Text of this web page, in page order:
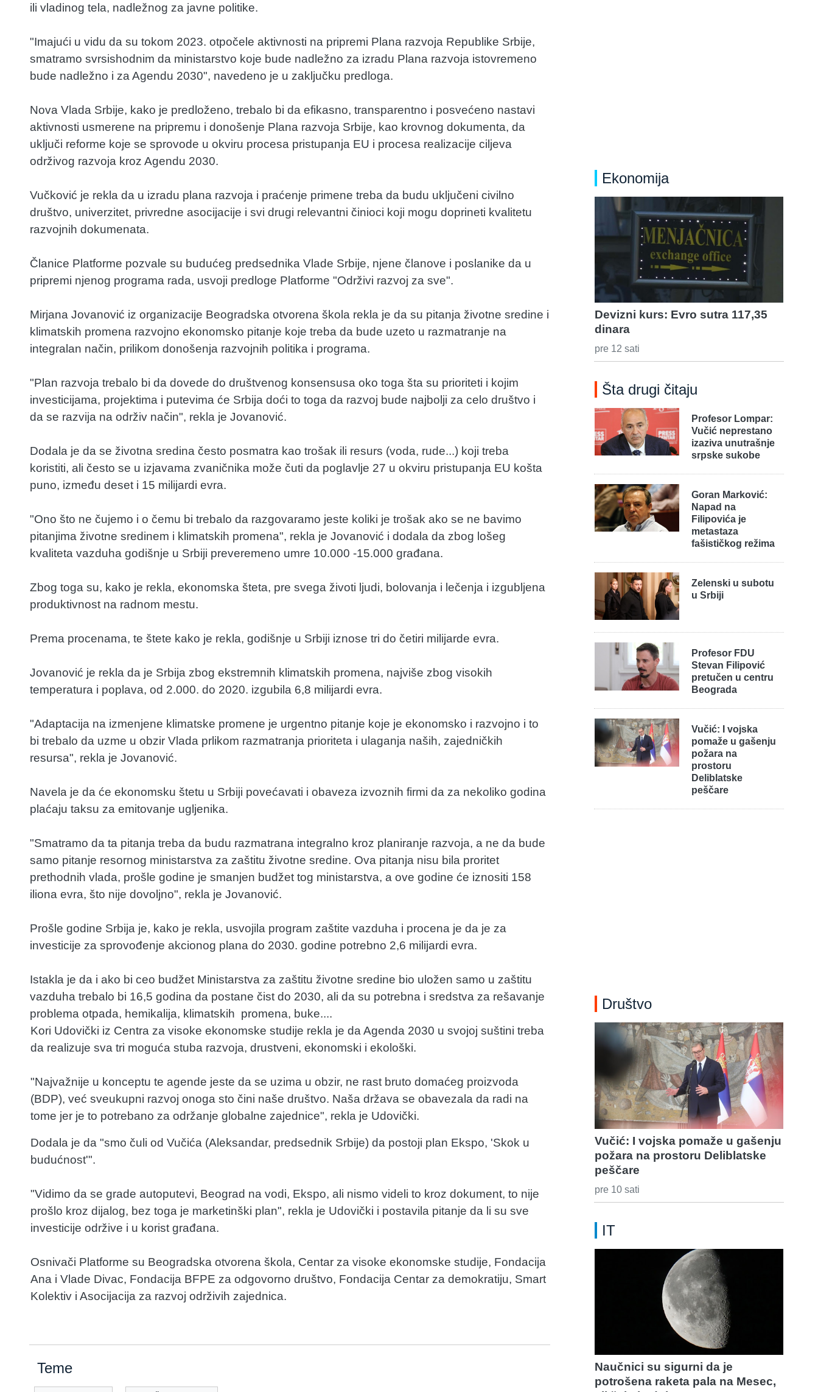
ili vladinog tela, nadležnog za javne politike.
"Imajući u vidu da su tokom 2023. otpočele aktivnosti na pripremi Plana razvoja Republike Srbije,
smatramo svrsishodnim da ministarstvo koje bude nadležno za izradu Plana razvoja istovremeno
bude nadležno i za Agendu 2030", navedeno je u zaključku predloga.
Nova Vlada Srbije, kako je predloženo, trebalo bi da efikasno, transparentno i posvećeno nastavi
aktivnosti usmerene na pripremu i donošenje Plana razvoja Srbije, kao krovnog dokumenta, da
uključi reforme koje se sprovode u okviru procesa pristupanja EU i procesa realizacije ciljeva
održivog razvoja kroz Agendu 2030.
Vučković je rekla da u izradu plana razvoja i praćenje primene treba da budu uključeni civilno
društvo, univerzitet, privredne asocijacije i svi drugi relevantni činioci koji mogu doprineti kvalitetu
razvojnih dokumenata.
Članice Platforme pozvale su budućeg predsednika Vlade Srbije, njene članove i poslanike da u
pripremi njenog programa rada, usvoji predloge Platforme "Održivi razvoj za sve".
Mirjana Jovanović iz organizacije Beogradska otvorena škola rekla je da su pitanja životne sredine i
klimatskih promena razvojno ekonomsko pitanje koje treba da bude uzeto u razmatranje na
integralan način, prilikom donošenja razvojnih politika i programa.
"Plan razvoja trebalo bi da dovede do društvenog konsensusa oko toga šta su prioriteti i kojim
investicijama, projektima i putevima će Srbija doći to toga da razvoj bude najbolji za celo društvo i
da se razvija na održiv način", rekla je Jovanović.
Dodala je da se životna sredina često posmatra kao trošak ili resurs (voda, rude...) koji treba
koristiti, ali često se u izjavama zvaničnika može čuti da poglavlje 27 u okviru pristupanja EU košta
puno, između deset i 15 milijardi evra.
"Ono što ne čujemo i o čemu bi trebalo da razgovaramo jeste koliki je trošak ako se ne bavimo
pitanjima životne sredinem i klimatskih promena", rekla je Jovanović i dodala da zbog lošeg
kvaliteta vazduha godišnje u Srbiji preveremeno umre 10.000 -15.000 građana.
Zbog toga su, kako je rekla, ekonomska šteta, pre svega životi ljudi, bolovanja i lečenja i izgubljena
produktivnost na radnom mestu.
Prema procenama, te štete kako je rekla, godišnje u Srbiji iznose tri do četiri milijarde evra.
Jovanović je rekla da je Srbija zbog ekstremnih klimatskih promena, najviše zbog visokih
temperatura i poplava, od 2.000. do 2020. izgubila 6,8 milijardi evra.
"Adaptacija na izmenjene klimatske promene je urgentno pitanje koje je ekonomsko i razvojno i to
bi trebalo da uzme u obzir Vlada prlikom razmatranja prioriteta i ulaganja naših, zajedničkih
resursa", rekla je Jovanović.
Navela je da će ekonomsku štetu u Srbiji povećavati i obaveza izvoznih firmi da za nekoliko godina
plaćaju taksu za emitovanje ugljenika.
"Smatramo da ta pitanja treba da budu razmatrana integralno kroz planiranje razvoja, a ne da bude
samo pitanje resornog ministarstva za zaštitu životne sredine. Ova pitanja nisu bila proritet
prethodnih vlada, prošle godine je smanjen budžet tog ministarstva, a ove godine će iznositi 158
iliona evra, što nije dovoljno", rekla je Jovanović.
Prošle godine Srbija je, kako je rekla, usvojila program zaštite vazduha i procena je da je za
investicije za sprovođenje akcionog plana do 2030. godine potrebno 2,6 milijardi evra.
Istakla je da i ako bi ceo budžet Ministarstva za zaštitu životne sredine bio uložen samo u zaštitu
vazduha trebalo bi 16,5 godina da postane čist do 2030, ali da su potrebna i sredstva za rešavanje
problema otpada, hemikalija, klimatskih promena, buke....
Kori Udovički iz Centra za visoke ekonomske studije rekla je da Agenda 2030 u svojoj suštini treba
da realizuje sva tri moguća stuba razvoja, drustveni, ekonomski i ekološki.
"Najvažnije u konceptu te agende jeste da se uzima u obzir, ne rast bruto domaćeg proizvoda
(BDP), već sveukupni razvoj onoga sto čini naše društvo. Naša država se obavezala da radi na
tome jer je to potrebano za održanje globalne zajednice", rekla je Udovički.
Dodala je da "smo čuli od Vučića (Aleksandar, predsednik Srbije) da postoji plan Ekspo, 'Skok u
budućnost'".
"Vidimo da se grade autoputevi, Beograd na vodi, Ekspo, ali nismo videli to kroz dokument, to nije
prošlo kroz dijalog, bez toga je marketinški plan", rekla je Udovički i postavila pitanje da li su sve
investicije održive i u korist građana.
Osnivači Platforme su Beogradska otvorena škola, Centar za visoke ekonomske studije, Fondacija
Ana i Vlade Divac, Fondacija BFPE za odgovorno društvo, Fondacija Centar za demokratiju, Smart
Kolektiv i Asocijacija za razvoj održivih zajednica.
Teme
Ekonomija
Devizni kurs: Evro sutra 117,35
dinara
pre 12 sati
Šta drugi čitaju
Profesor Lompar:
Vučić neprestano
izaziva unutrašnje
srpske sukobe
Goran Marković:
Napad na
Filipovića je
metastaza
fašističkog režima
Zelenski u subotu
u Srbiji
Profesor FDU
Stevan Filipović
pretučen u centru
Beograda
Vučić: I vojska
pomaže u gašenju
požara na
prostoru
Deliblatske
peščare
Društvo
Vučić: I vojska pomaže u gašenju
požara na prostoru Deliblatske
peščare
pre 10 sati
IT
Naučnici su sigurni da je
potrošena raketa pala na Mesec,